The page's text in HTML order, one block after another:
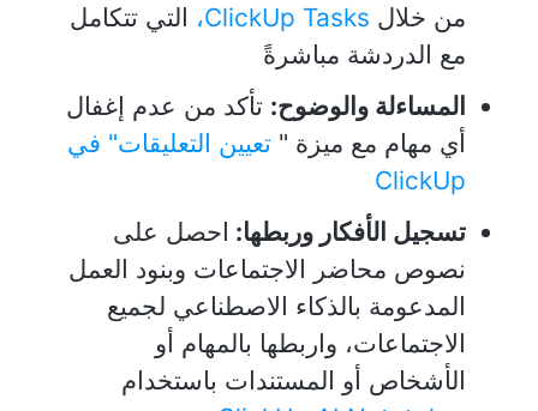
من خلال ClickUp Tasks،
التي تتكامل
مع الدردشة مباشرةً
المساءلة والوضوح: تأكد من عدم إغفال
أي مهام مع ميزة " تعيين التعليقات" في
ClickUp
تسجيل الأفكار وربطها: احصل على
نصوص محاضر الاجتماعات وبنود العمل
المدعومة بالذكاء الاصطناعي لجميع
الاجتماعات، واربطها بالمهام أو
الأشخاص أو المستندات باستخدام